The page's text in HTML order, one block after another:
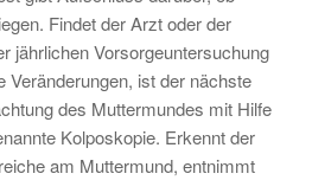
Findet der Arzt oder der
jährlichen Vorsorgeuntersuchung
Veränderungen, ist der nächste
des Muttermundes mit Hilfe
Kolposkopie. Erkennt der
am Muttermund, entnimmt